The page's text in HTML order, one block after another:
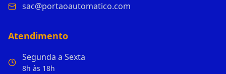
sac@portaoautomatico.com
Atendimento
Segunda a Sexta
8h às 18h